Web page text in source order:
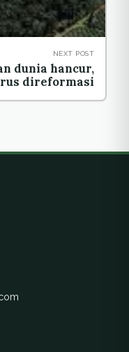
NEXT POST
dunia hancur,
direformasi